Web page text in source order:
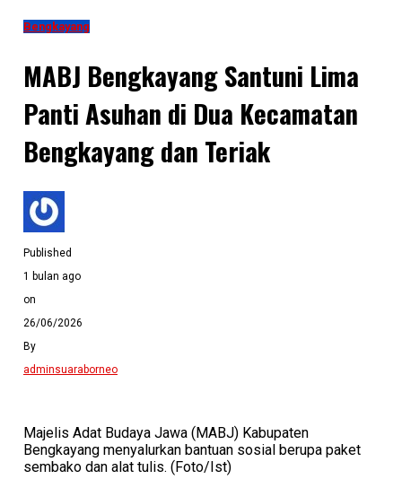
Bengkayang
MABJ Bengkayang Santuni Lima
Panti Asuhan di Dua Kecamatan
Bengkayang dan Teriak
Published
1 bulan ago
on
26/06/2026
By
adminsuaraborneo
Majelis Adat Budaya Jawa (MABJ) Kabupaten
Bengkayang menyalurkan bantuan sosial berupa paket
sembako dan alat tulis. (Foto/Ist)